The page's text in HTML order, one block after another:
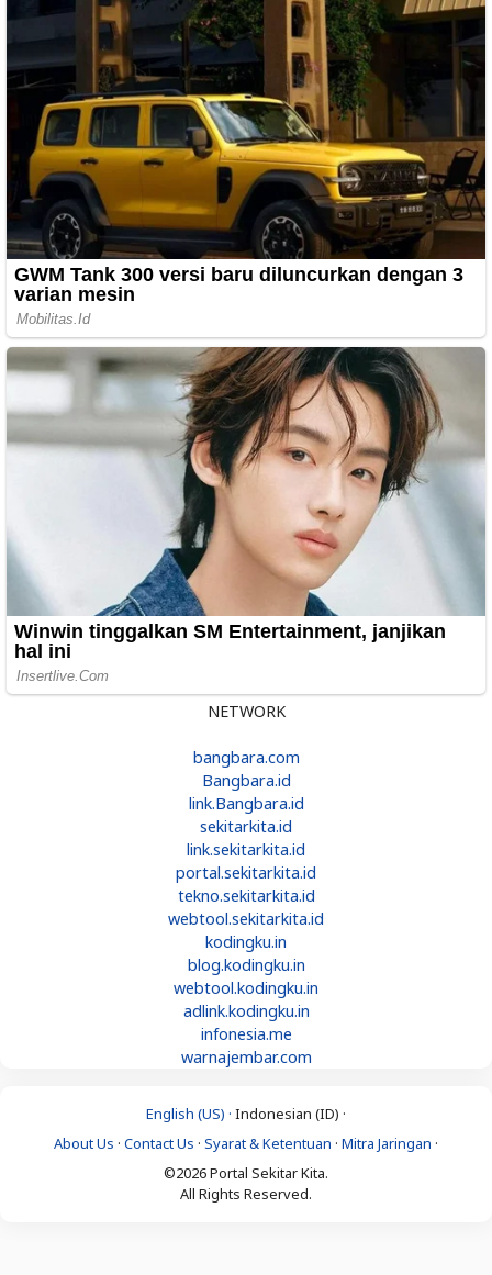
NETWORK
bangbara.com
Bangbara.id
link.Bangbara.id
sekitarkita.id
link.sekitarkita.id
portal.sekitarkita.id
tekno.sekitarkita.id
webtool.sekitarkita.id
kodingku.in
blog.kodingku.in
webtool.kodingku.in
adlink.kodingku.in
infonesia.me
warnajembar.com
English (US) · Indonesian (ID) ·
About Us · Contact Us · Syarat & Ketentuan · Mitra Jaringan ·
©2026 Portal Sekitar Kita.
All Rights Reserved.